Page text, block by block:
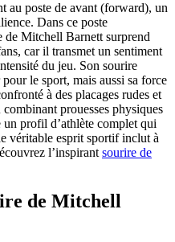
au poste de avant (forward), un
Dans ce poste
de Mitchell Barnett surprend
car il transmet un sentiment
du jeu. Son sourire
le sport, mais aussi sa force
à des placages rudes et
prouesses physiques
profil d’athlète complet qui
véritable esprit sportif inclut à
l’inspirant sourire de
de Mitchell